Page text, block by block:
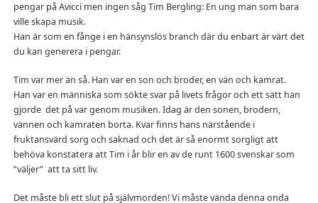
pengar på Avicci men ingen såg Tim Bergling: En ung man som bara
ville skapa musik.
Han är som en fånge i en hänsynslös branch där du enbart är värt det
du kan generera i pengar.
Tim var mer än så. Han var en son och broder, en vän och kamrat.
Han var en människa som sökte svar på livets frågor och ett sätt han
gjorde det på var genom musiken. Idag är den sonen, brodern,
vännen och kamraten borta. Kvar finns hans närstående i
fruktansvärd sorg och saknad och det är så enormt sorgligt att
behöva konstatera att Tim i år blir en av de runt 1600 svenskar som
”väljer” att ta sitt liv.
Det måste bli ett slut på självmorden! Vi måste vända denna onda